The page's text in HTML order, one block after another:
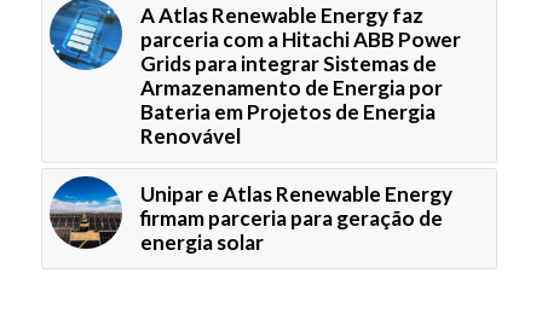
A Atlas Renewable Energy faz
parceria com a Hitachi ABB Power
Grids para integrar Sistemas de
Armazenamento de Energia por
Bateria em Projetos de Energia
Renovável
Unipar e Atlas Renewable Energy
firmam parceria para geração de
energia solar